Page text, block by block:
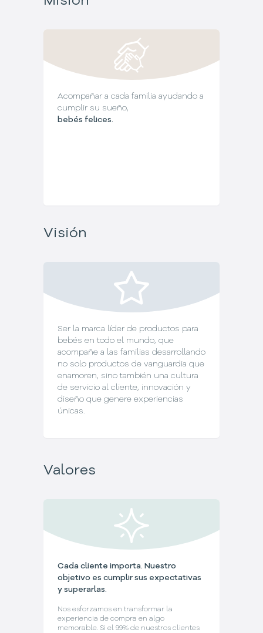
Acompañar a cada familia ayudando a
cumplir su sueño,
bebés felices.
Visión
Ser la marca líder de productos para
bebés en todo el mundo, que
acompañe a las familias desarrollando
no solo productos de vanguardia que
enamoren, sino también una cultura
de servicio al cliente, innovación y
diseño que genere experiencias
únicas.
Valores
Cada cliente importa. Nuestro
objetivo es cumplir sus expectativas
y superarlas.
Nos esforzamos en transformar la
experiencia de compra en algo
memorable. Si el 99% de nuestros clientes